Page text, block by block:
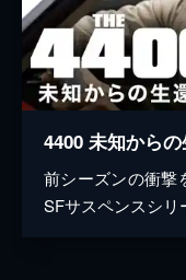
4400 未知から
前シーズンの衝撃
SFサスペンスシリ